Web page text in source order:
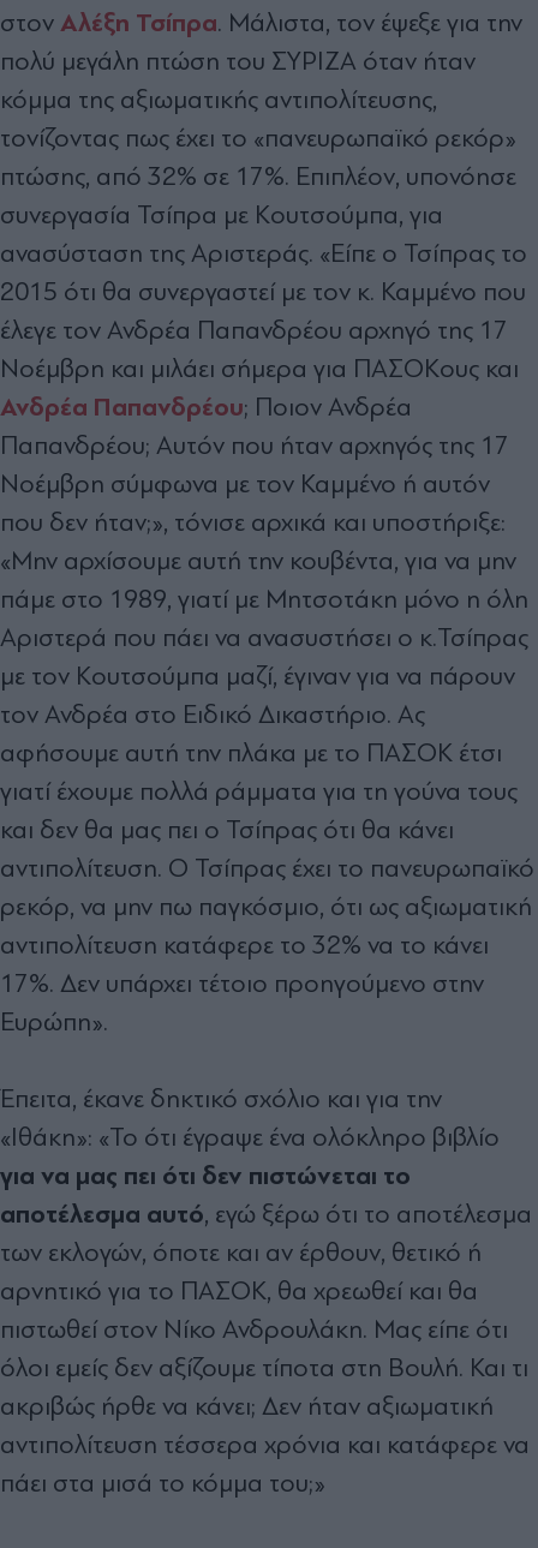
στον Αλέξη Τσίπρα. Μάλιστα, τον έψεξε για την
πολύ μεγάλη πτώση του ΣΥΡΙΖΑ όταν ήταν
κόμμα της αξιωματικής αντιπολίτευσης,
τονίζοντας πως έχει το «πανευρωπαϊκό ρεκόρ»
πτώσης, από 32% σε 17%. Επιπλέον, υπονόησε
συνεργασία Τσίπρα με Κουτσούμπα, για
ανασύσταση της Αριστεράς. «Είπε ο Τσίπρας το
2015 ότι θα συνεργαστεί με τον κ. Καμμένο που
έλεγε τον Ανδρέα Παπανδρέου αρχηγό της 17
Νοέμβρη και μιλάει σήμερα για ΠΑΣΟΚους και
Ανδρέα Παπανδρέου; Ποιον Ανδρέα
Παπανδρέου; Αυτόν που ήταν αρχηγός της 17
Νοέμβρη σύμφωνα με τον Καμμένο ή αυτόν
που δεν ήταν;», τόνισε αρχικά και υποστήριξε:
«Μην αρχίσουμε αυτή την κουβέντα, για να μην
πάμε στο 1989, γιατί με Μητσοτάκη μόνο η όλη
Αριστερά που πάει να ανασυστήσει ο κ.Τσίπρας
με τον Κουτσούμπα μαζί, έγιναν για να πάρουν
τον Ανδρέα στο Ειδικό Δικαστήριο. Ας
αφήσουμε αυτή την πλάκα με το ΠΑΣΟΚ έτσι
γιατί έχουμε πολλά ράμματα για τη γούνα τους
και δεν θα μας πει ο Τσίπρας ότι θα κάνει
αντιπολίτευση. Ο Τσίπρας έχει το πανευρωπαϊκό
ρεκόρ, να μην πω παγκόσμιο, ότι ως αξιωματική
αντιπολίτευση κατάφερε το 32% να το κάνει
17%. Δεν υπάρχει τέτοιο προηγούμενο στην
Ευρώπη».
Έπειτα, έκανε δηκτικό σχόλιο και για την
«Ιθάκη»: «Το ότι έγραψε ένα ολόκληρο βιβλίο
για να μας πει ότι δεν πιστώνεται το
αποτέλεσμα αυτό, εγώ ξέρω ότι το αποτέλεσμα
των εκλογών, όποτε και αν έρθουν, θετικό ή
αρνητικό για το ΠΑΣΟΚ, θα χρεωθεί και θα
πιστωθεί στον Νίκο Ανδρουλάκη. Μας είπε ότι
όλοι εμείς δεν αξίζουμε τίποτα στη Βουλή. Και τι
ακριβώς ήρθε να κάνει; Δεν ήταν αξιωματική
αντιπολίτευση τέσσερα χρόνια και κατάφερε να
πάει στα μισά το κόμμα του;»